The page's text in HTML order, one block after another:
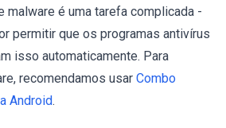
malware é uma tarefa complicada -
permitir que os programas antivírus
isso automaticamente. Para
recomendamos usar Combo
Android.